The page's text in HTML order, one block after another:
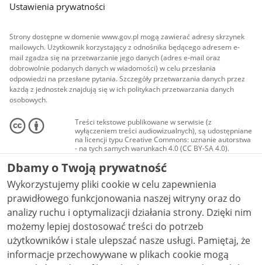
Ustawienia prywatności
Strony dostępne w domenie www.gov.pl mogą zawierać adresy skrzynek
mailowych. Użytkownik korzystający z odnośnika będącego adresem e-
mail zgadza się na przetwarzanie jego danych (adres e-mail oraz
dobrowolnie podanych danych w wiadomości) w celu przesłania
odpowiedzi na przesłane pytania. Szczegóły przetwarzania danych przez
każdą z jednostek znajdują się w ich politykach przetwarzania danych
osobowych.
Treści tekstowe publikowane w serwisie (z
wyłączeniem treści audiowizualnych), są udostępniane
na licencji typu Creative Commons: uznanie autorstwa
- na tych samych warunkach 4.0 (CC BY-SA 4.0).
Materiały audiowizualne, w tym zdjęcia, materiały
audio i wideo, są udostępniane na licencji typu
Creative Commons: uznanie autorstwa użycie
niekomercyjne - bez utworów zależnych 4.0 (CC BY-
NC-ND 4.0), o ile nie jest to stwierdzone inaczej.
Dbamy o Twoją prywatność
Wykorzystujemy pliki cookie w celu zapewnienia
prawidłowego funkcjonowania naszej witryny oraz do
analizy ruchu i optymalizacji działania strony. Dzięki nim
możemy lepiej dostosować treści do potrzeb
użytkowników i stale ulepszać nasze usługi. Pamiętaj, że
informacje przechowywane w plikach cookie mogą